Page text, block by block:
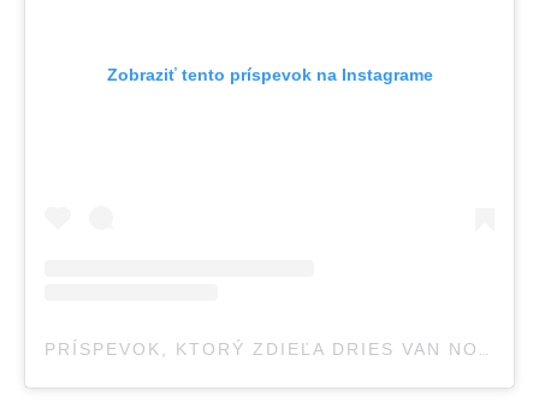
Zobraziť tento príspevok na Instagrame
PRÍSPEVOK, KTORÝ ZDIEĽA DRIES VAN NOTEN (@DRIESVANNOTEN)